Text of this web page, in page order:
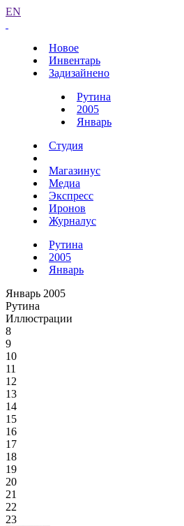
EN
Новое
Инвентарь
Задизайнено
Рутина
2005
Январь
Студия
Магазинус
Медиа
Экспресс
Иронов
Журналус
Рутина
2005
Январь
Январь 2005
Рутина
Иллюстрации
8
9
10
11
12
13
14
15
16
17
18
19
20
21
22
23